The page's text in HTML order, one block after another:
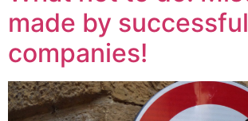
made by successful
companies!